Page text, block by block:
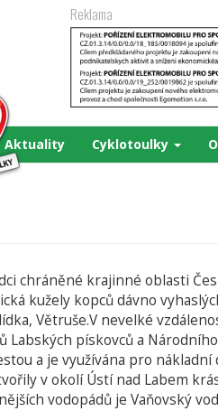
Reklama
Aktuality Cyklotoulky
chráněné krajinné oblasti
kužely kopců dávno
Větruše.V nevelké
pískovců a
a je využívána pro
v okolí Ústí nad Labem
vodopádů je Vaňovský